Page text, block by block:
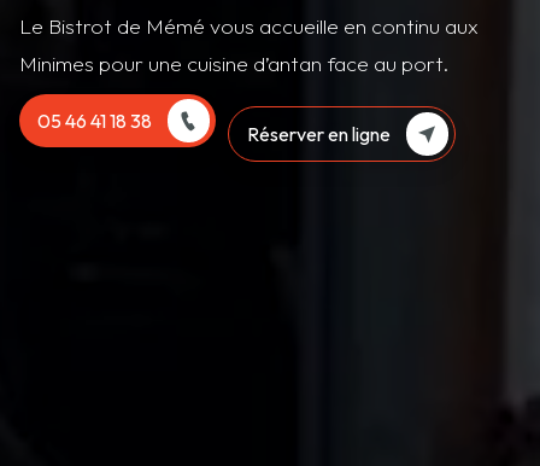
Le Bistrot de Mémé vous accueille en continu aux
Minimes pour une cuisine d’antan face au port.
05 46 41 18 38
Réserver en ligne